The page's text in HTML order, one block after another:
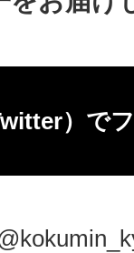
）で